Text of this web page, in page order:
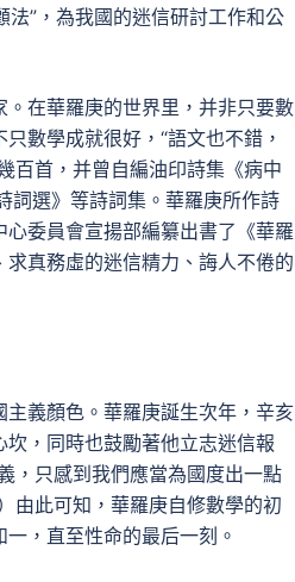
法”，為我國的迷信研討工作和公
在華羅庚的世界里，并非只要數
數學成就很好，“語文也不錯，
百首，并曾自編油印詩集《病中
詞選》等詩詞集。華羅庚所作詩
委員會宣揚部編纂出書了《華羅
真務虛的迷信精力、誨人不倦的
義顏色。華羅庚誕生次年，辛亥
，同時也鼓勵著他立志迷信報
，只感到我們應當為國度出一點
由此可知，華羅庚自修數學的初
，直至性命的最后一刻。